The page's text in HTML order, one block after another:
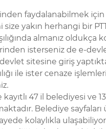
faydalanabilmek
yakın herhangi bir
almanız oldukça
isterseniz de e-
sitesine giriş
ile ister cenaze
47 il belediyesi ve
Belediye
kolaylıkla